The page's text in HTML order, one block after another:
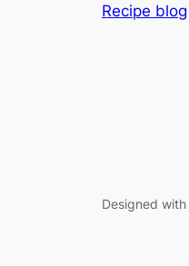
Recipe blog
Designed with